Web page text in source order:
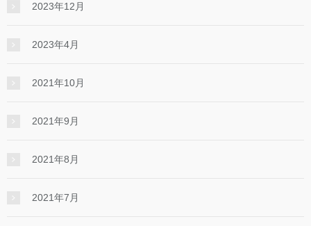
2023年12月
2023年4月
2021年10月
2021年9月
2021年8月
2021年7月